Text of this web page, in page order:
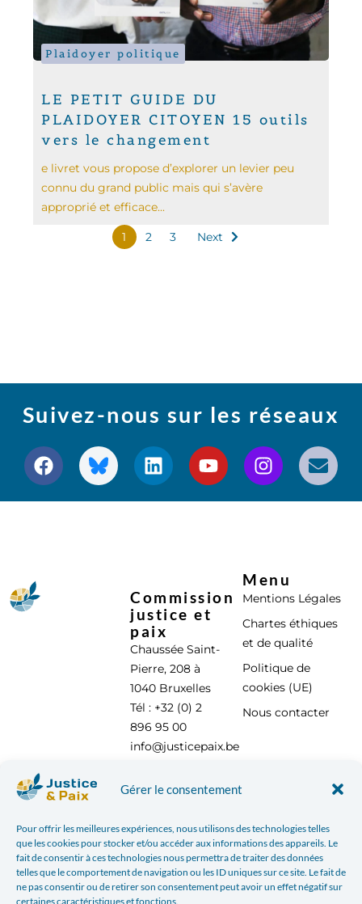
Gérer le consentement
Pour offrir les meilleures expériences, nous utilisons des technologies telles
que les cookies pour stocker et/ou accéder aux informations des appareils. Le
fait de consentir à ces technologies nous permettra de traiter des données
telles que le comportement de navigation ou les ID uniques sur ce site. Le fait de
ne pas consentir ou de retirer son consentement peut avoir un effet négatif sur
certaines caractéristiques et fonctions.
Plaidoyer politique
LE PETIT GUIDE DU
PLAIDOYER CITOYEN 15 outils
vers le changement
e livret vous propose d’explorer un levier peu
connu du grand public mais qui s’avère
approprié et efficace...
1 2 3 Next
Suivez-nous sur les réseaux
Commission
justice et
paix
Chaussée Saint-
Pierre, 208 à
1040 Bruxelles
Tél : +32 (0) 2
896 95 00
info@justicepaix.be
Menu
Mentions Légales
Chartes éthiques
et de qualité
Politique de
cookies (UE)
Nous contacter